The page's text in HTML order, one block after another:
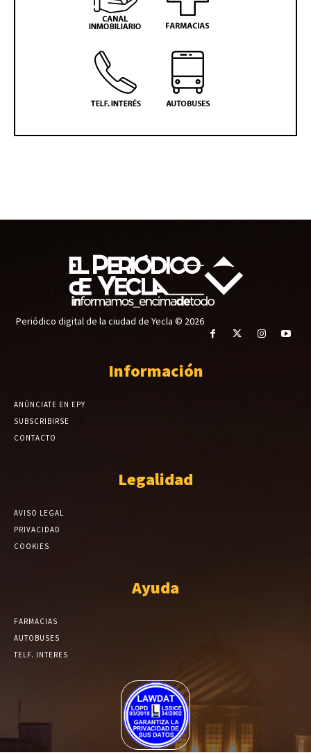
Periódico digital de la ciudad de Yecla © 2026
Información
ANÚNCIATE EN EPY
SUBSCRIBIRSE
CONTACTO
Legalidad
AVISO LEGAL
PRIVACIDAD
COOKIES
Ayuda
FARMACIAS
AUTOBUSES
TELF. INTERES